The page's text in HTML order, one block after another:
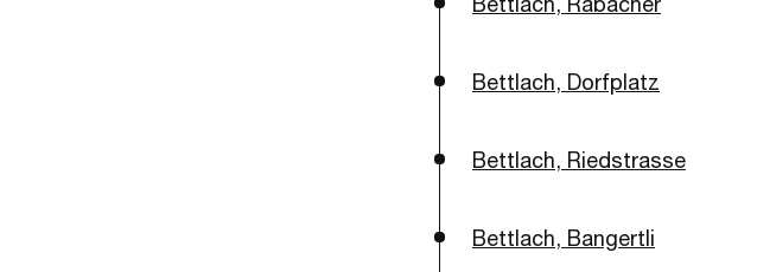
Bettlach, Dorfplatz
Bettlach, Riedstrasse
Bettlach, Bangertli